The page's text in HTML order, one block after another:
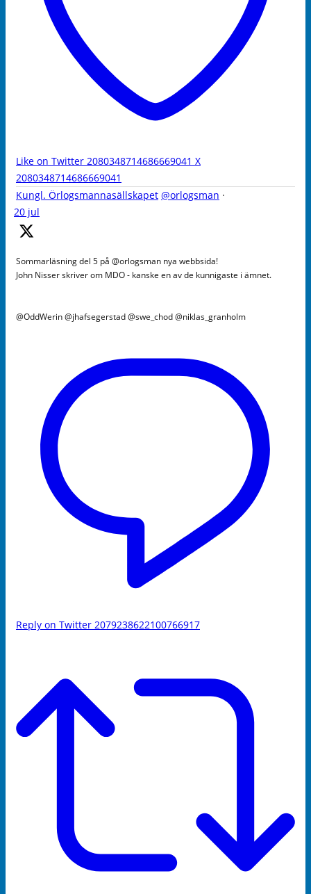
Like on Twitter 2080348714686669041 X
2080348714686669041
Kungl. Örlogsmannasällskapet @orlogsman ·
20 jul
Sommarläsning del 5 på @orlogsman nya webbsida!
John Nisser skriver om MDO - kanske en av de kunnigaste i ämnet.
@OddWerin @jhafsegerstad @swe_chod @niklas_granholm
Reply on Twitter 2079238622100766917